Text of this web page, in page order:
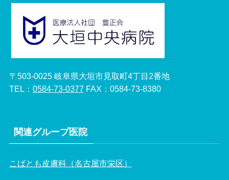
〒503-0025 岐阜県大垣市見取町4丁目2番地
TEL： 0584-73-0377FAX：0584-73-8380
関連グループ医院
こばとも皮膚科（名古屋市栄区）